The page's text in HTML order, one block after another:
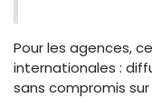
Pour les agences,
internationales :
sans compromis